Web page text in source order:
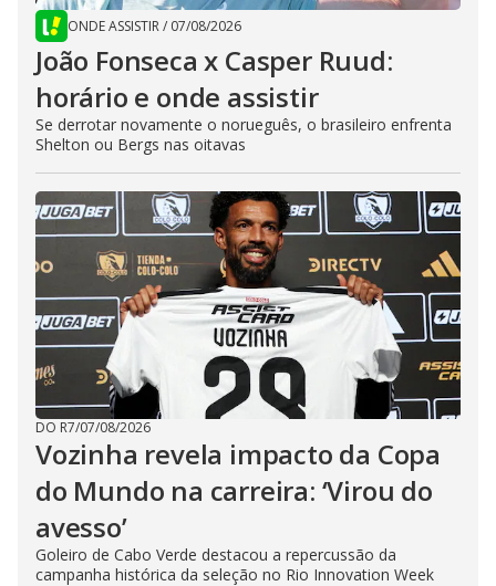
ONDE ASSISTIR/ 07/08/2026
João Fonseca x Casper Ruud:
horário e onde assistir
Se derrotar novamente o norueguês, o brasileiro enfrenta
Shelton ou Bergs nas oitavas
DO R7/07/08/2026
Vozinha revela impacto da Copa
do Mundo na carreira: ‘Virou do
avesso’
Goleiro de Cabo Verde destacou a repercussão da
campanha histórica da seleção no Rio Innovation Week